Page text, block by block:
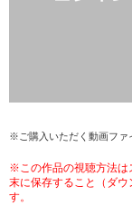
※ご購入いただく動画ファ
※この作品の視聴方法は
末に保存すること（ダ
す。